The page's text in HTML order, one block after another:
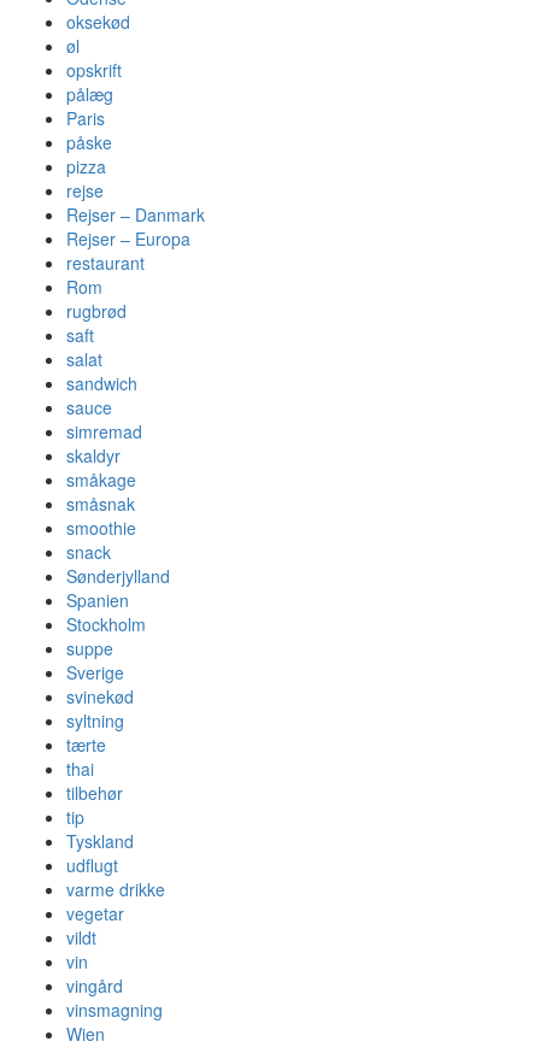
oksekød
øl
opskrift
pålæg
Paris
påske
pizza
rejse
Rejser – Danmark
Rejser – Europa
restaurant
Rom
rugbrød
saft
salat
sandwich
sauce
simremad
skaldyr
småkage
småsnak
smoothie
snack
Sønderjylland
Spanien
Stockholm
suppe
Sverige
svinekød
syltning
tærte
thai
tilbehør
tip
Tyskland
udflugt
varme drikke
vegetar
vildt
vin
vingård
vinsmagning
Wien